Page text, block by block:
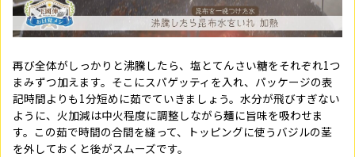
再び全体がしっかりと沸騰したら、塩とてんさい糖をそれぞれ1つ
まみずつ加えます。そこにスパゲッティを入れ、パッケージの表
記時間よりも1分短めに茹でていきましょう。水分が飛びすぎない
ように、火加減は中火程度に調整しながら麺に旨味を吸わせま
す。この茹で時間の合間を縫って、トッピングに使うバジルの茎
を外しておくと後がスムーズです。